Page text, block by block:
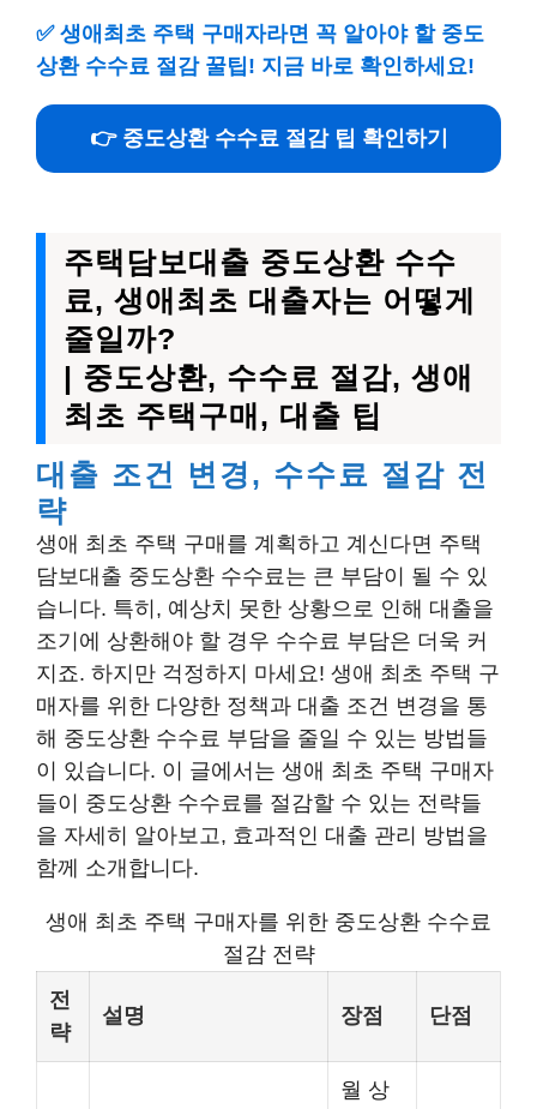
✅ 생애최초 주택 구매자라면 꼭 알아야 할 중도
상환 수수료 절감 꿀팁! 지금 바로 확인하세요!
👉 중도상환 수수료 절감 팁 확인하기
주택담보대출 중도상환 수수
료, 생애최초 대출자는 어떻게
줄일까?
| 중도상환, 수수료 절감, 생애
최초 주택구매, 대출 팁
대출 조건 변경, 수수료 절감 전
략
생애 최초 주택 구매를 계획하고 계신다면 주택
담보대출 중도상환 수수료는 큰 부담이 될 수 있
습니다. 특히, 예상치 못한 상황으로 인해 대출을
조기에 상환해야 할 경우 수수료 부담은 더욱 커
지죠. 하지만 걱정하지 마세요! 생애 최초 주택 구
매자를 위한 다양한 정책과 대출 조건 변경을 통
해 중도상환 수수료 부담을 줄일 수 있는 방법들
이 있습니다. 이 글에서는 생애 최초 주택 구매자
들이 중도상환 수수료를 절감할 수 있는 전략들
을 자세히 알아보고, 효과적인 대출 관리 방법을
함께 소개합니다.
생애 최초 주택 구매자를 위한 중도상환 수수료
절감 전략
전
략
설명 장점 단점
월 상